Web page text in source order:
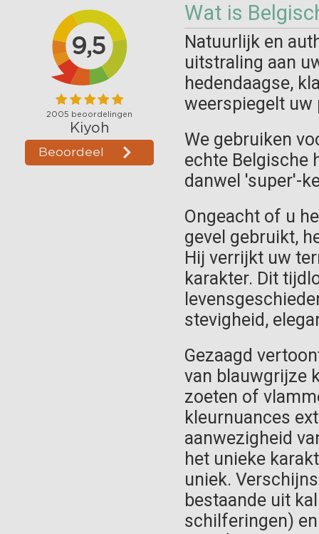
80 mm.
Bekijk en bestel
Wat is
Natuurlijk en
uitstraling aan
hedendaagse,
weerspiegelt
We gebruiken
echte Belgische
danwel 'super'-
Ongeacht of u
gevel gebruikt,
Hij verrijkt uw
karakter. Dit
stevigheid,
Gezaagd
van blauwgrijze
zoeten of
kleurnuances
aanwezigheid
het unieke
uniek.
bestaande uit
schilferingen)